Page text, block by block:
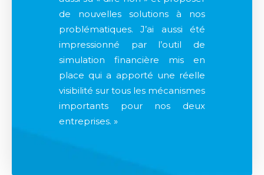
de nouvelles solutions à nos
problématiques. J’ai aussi été
impressionné par l’outil de
simulation financière mis en
place qui a apporté une réelle
visibilité sur tous les mécanismes
importants pour nos deux
entreprises. »